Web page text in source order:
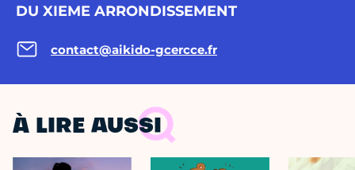
DU XIEME ARRONDISSEMENT
contact@aikido-gcercce.fr
À LIRE AUSSI